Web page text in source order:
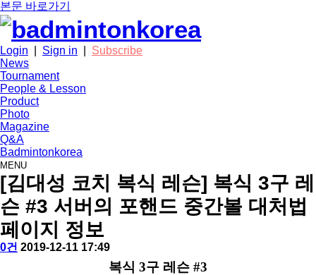
본문 바로가기
Login Sign in
Subscribe
News
Tournament
People & Lesson
Product
Photo
Magazine
Q&A
Badmintonkorea
MENU
people
[김대성 코치 복식 레슨] 복식 3구 레
슨 #3 서버의 포핸드 중간볼 대처법
페이지 정보
작
배
댓
0건 작
2019-12-11 17:49
복식 3구 레슨 #3